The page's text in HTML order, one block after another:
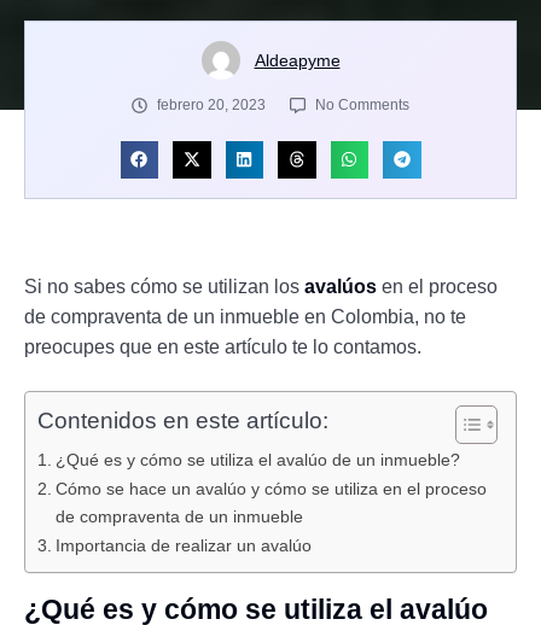
Aldeapyme
febrero 20, 2023 No Comments
Si no sabes cómo se utilizan los avalúos en el proceso
de compraventa de un inmueble en Colombia, no te
preocupes que en este artículo te lo contamos.
Contenidos en este artículo:
¿Qué es y cómo se utiliza el avalúo de un inmueble?
Cómo se hace un avalúo y cómo se utiliza en el proceso
de compraventa de un inmueble
Importancia de realizar un avalúo
¿Qué es y cómo se utiliza el avalúo